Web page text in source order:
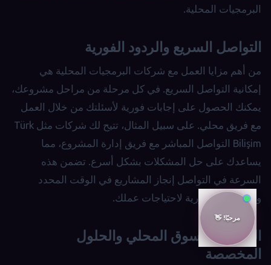
البرمجيات المحلية.
التواصل السريع والردود الفورية
من أهم مزايا العمل مع شركات البرمجيات المحلية هي
إمكانية التواصل السريع. في كل مرحلة من مراحل مشروعك،
يمكنك الحصول على إجابات فورية لأسئلتك من خلال العمل
مع فريق محلي. على سبيل المثال، تتيح لك شركات مثل Türk
Bilişim التواصل المباشر مع فريق إدارة المشروع، مما
يساعدك على حل المشكلات بشكل أسرع. تضمن هذه
السرعة في التواصل إنجاز المشاريع في الوقت المحدد
والاستجابة الفورية لاحتياجات عملك.
المعرفة بالسوق المحلي والحلول
المخصصة